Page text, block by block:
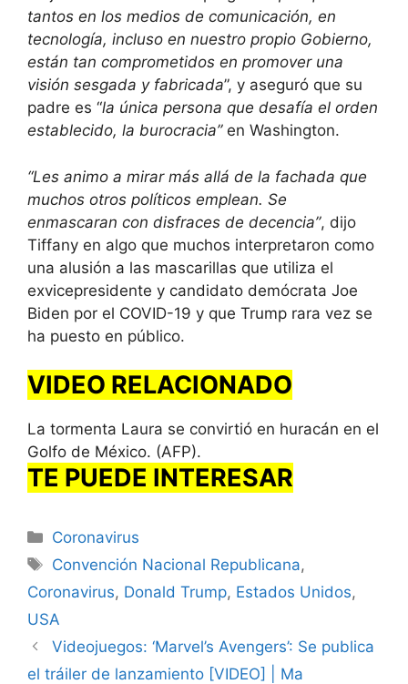
tantos en los medios de comunicación, en
tecnología, incluso en nuestro propio Gobierno,
están tan comprometidos en promover una
visión sesgada y fabricada”, y aseguró que su
padre es “la única persona que desafía el orden
establecido, la burocracia”en Washington.
“Les animo a mirar más allá de la fachada que
muchos otros políticos emplean. Se
enmascaran con disfraces de decencia”, dijo
Tiffany en algo que muchos interpretaron como
una alusión a las mascarillas que utiliza el
exvicepresidente y candidato demócrata Joe
Biden por el COVID-19 y que Trump rara vez se
ha puesto en público.
VIDEO RELACIONADO
La tormenta Laura se convirtió en huracán en el
Golfo de México. (AFP).
TE PUEDE INTERESAR
Categorías
Coronavirus
Etiquetas
Convención Nacional Republicana,
Coronavirus, Donald Trump, Estados Unidos,
USA
Videojuegos: ‘Marvel’s Avengers’: Se publica
el tráiler de lanzamiento [VIDEO] | Ma